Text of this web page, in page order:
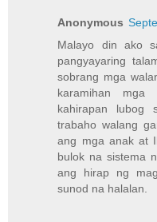
Anonymous
Malayo din ako
pangyayaring
sobrang mga
karamihan mga
kahirapan lubog
trabaho walang
ang mga anak at
bulok na sistema
ang hirap ng
sunod na halalan.